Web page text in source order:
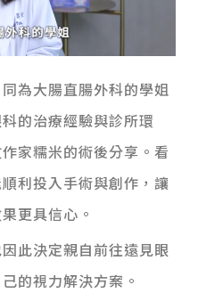
為大腸直腸外科的學姐
的治療經驗與診所環
家糯米的術後分享。看
利投入手術與創作，讓
更具信心。
此決定親自前往遠見眼
的視力解決方案。